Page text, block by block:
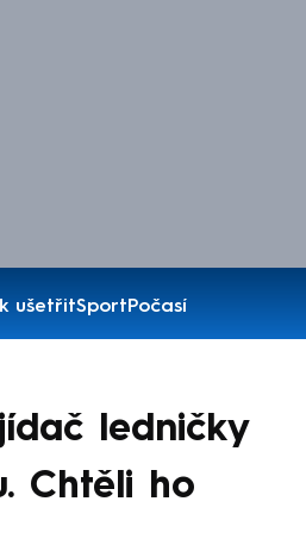
ušetřitSportPočasí
ledničky
Chtěli ho